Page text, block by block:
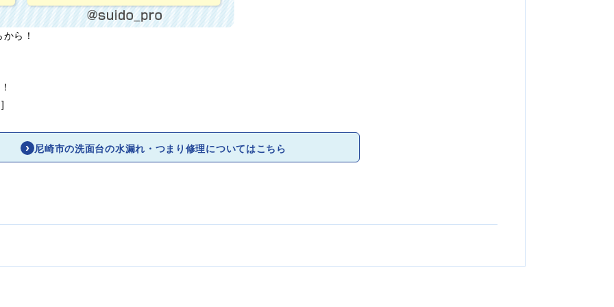
ら！
尼崎市の洗面台の水漏れ・つまり修理についてはこちら